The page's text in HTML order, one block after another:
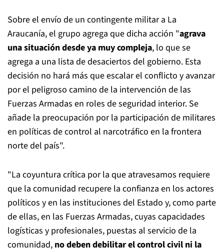
Sobre el envío de un contingente militar a La
Araucanía, el grupo agrega que dicha acción "agrava
una situación desde ya muy compleja, lo que se
agrega a una lista de desaciertos del gobierno. Esta
decisión no hará más que escalar el conflicto y avanzar
por el peligroso camino de la intervención de las
Fuerzas Armadas en roles de seguridad interior. Se
añade la preocupación por la participación de militares
en políticas de control al narcotráfico en la frontera
norte del país".
"La coyuntura crítica por la que atravesamos requiere
que la comunidad recupere la confianza en los actores
políticos y en las instituciones del Estado y, como parte
de ellas, en las Fuerzas Armadas, cuyas capacidades
logísticas y profesionales, puestas al servicio de la
comunidad, no deben debilitar el control civil ni la